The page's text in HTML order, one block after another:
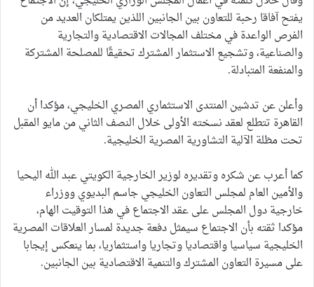
يفتح آفاقا رحبة للتعاون بين الجانبين اللذين يمتلكان العديد من
الفرص الواعدة في مختلف المجالات الاقتصادية والتجارية
والصناعية، وتشجيع الاستثمار المشترك تحقيقًا للمصلحة المشتركة
والمنفعة المتبادلة.
وأعلن عن تدشين المنتدى الاستثماري المصري الخليجي، مؤكدا أن
القاهرة تتطلع لعقد نسخته الأولى خلال النصف الثاني من مايو المقبل
تحت مظلة الآلية التشاورية المصرية الخليجية.
كما أعرب عن شكره وتقديره لوزير الخارجية الكويتي عبد الله اليحيا
والأمين العام لمجلس التعاون الخليجي جاسم البديوي ووزراء
خارجية دول المجلس على عقد الاجتماع في هذا التوقيت الهام،
مؤكدا ثقته بأن الاجتماع سيمثل دفعة جديدة لمسار العلاقات المصرية
الخليجية سياسيا واقتصاديا وتجاريا واستثماريا، بما ينعكس إيجابا
على مسيرة التعاون المشترك والتنمية الاقتصادية بين الجانبين.